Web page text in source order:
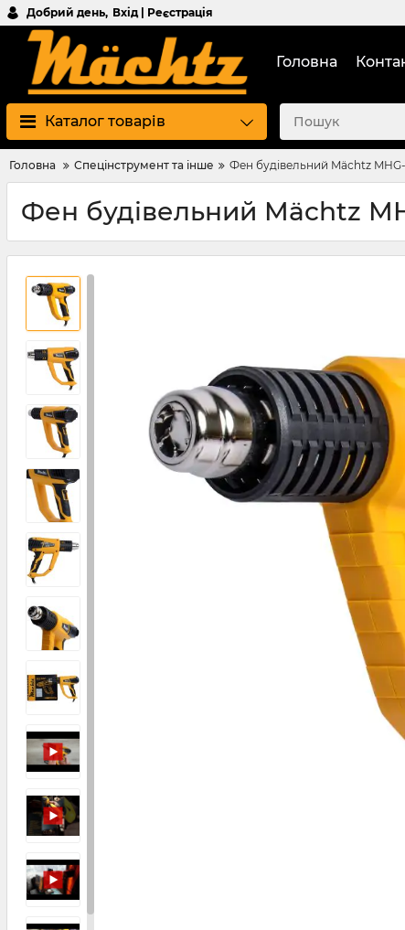
Добрий день, Вхід | Реєстрація
Головна
Каталог товарів
Головна Спецінструмент та інше Фен будівельний Mächtz
Фен будівельний Mächtz